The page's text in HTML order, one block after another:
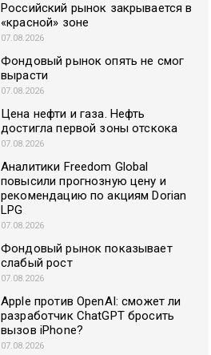
Российский рынок закрывается в
«красной» зоне
07.08.2026
Фондовый рынок опять не смог
вырасти
07.08.2026
Цена нефти и газа. Нефть
достигла первой зоны отскока
07.08.2026
Аналитики Freedom Global
повысили прогнозную цену и
рекомендацию по акциям Dorian
LPG
07.08.2026
Фондовый рынок показывает
слабый рост
07.08.2026
Apple против OpenAI: сможет ли
разработчик ChatGPT бросить
вызов iPhone?
07.08.2026